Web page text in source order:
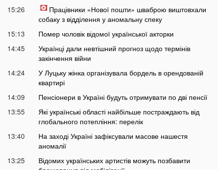
15:26
Працівники «Нової пошти» шваброю виштовхали
собаку з відділення у аномальну спеку
15:13
Помер чоловік відомої української акторки
14:45
Українці дали невтішний прогноз щодо термінів
закінчення війни
14:24
У Луцьку жінка організувала бордель в орендованій
квартирі
14:09
Пенсіонери в Україні будуть отримувати по дві пенсії
13:55
Які українські області найбільше постраждають від
глобального потепління: перелік
13:40
На заході Україні зафіксували масове нашестя
аномалії
13:25
Відомих українських артистів можуть позбавити